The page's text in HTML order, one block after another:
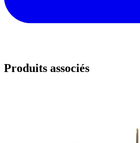
Produits associés